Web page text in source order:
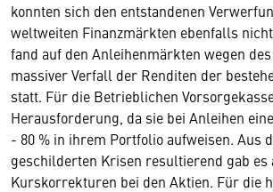
konnten sich den entstandenen
weltweiten Finanzmärkten ebenfalls
fand auf den Anleihenmärkten wegen
massiver Verfall der Renditen der
statt. Für die Betrieblichen
Herausforderung, da sie bei Anleihen
- 80 % in ihrem Portfolio aufweisen. Aus
geschilderten Krisen resultierend gab es
Kurskorrekturen bei den Aktien. Für die